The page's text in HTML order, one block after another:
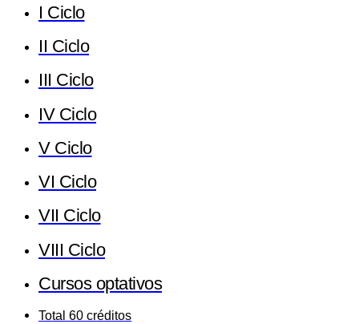
I Ciclo
II Ciclo
III Ciclo
IV Ciclo
V Ciclo
VI Ciclo
VII Ciclo
VIII Ciclo
Cursos optativos
Total 60 créditos